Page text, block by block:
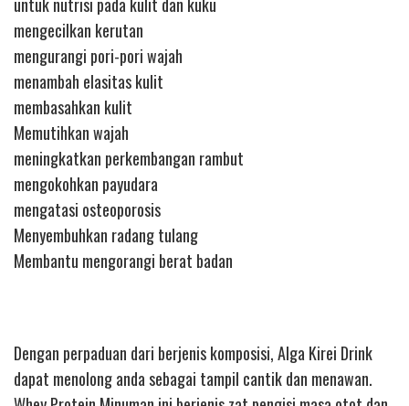
untuk nutrisi pada kulit dan kuku
mengecilkan kerutan
mengurangi pori-pori wajah
menambah elasitas kulit
membasahkan kulit
Memutihkan wajah
meningkatkan perkembangan rambut
mengokohkan payudara
mengatasi osteoporosis
Menyembuhkan radang tulang
Membantu mengorangi berat badan
Dengan perpaduan dari berjenis komposisi, Alga Kirei Drink
dapat menolong anda sebagai tampil cantik dan menawan.